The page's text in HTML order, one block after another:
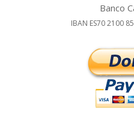
Banco
IBAN ES70 2100